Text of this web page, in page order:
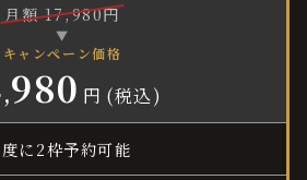
月額17,980円
▼
キャンペーン価格
,980 円 (税込)
に2枠予約可能